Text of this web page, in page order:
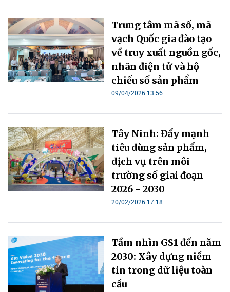
Trung tâm mã số, mã
vạch Quốc gia đào tạo
về truy xuất nguồn gốc,
nhãn điện tử và hộ
chiếu số sản phẩm
09/04/2026 13:56
Tây Ninh: Đẩy mạnh
tiêu dùng sản phẩm,
dịch vụ trên môi
trường số giai đoạn
2026 - 2030
20/02/2026 17:18
Tầm nhìn GS1 đến năm
2030: Xây dựng niềm
tin trong dữ liệu toàn
cầu